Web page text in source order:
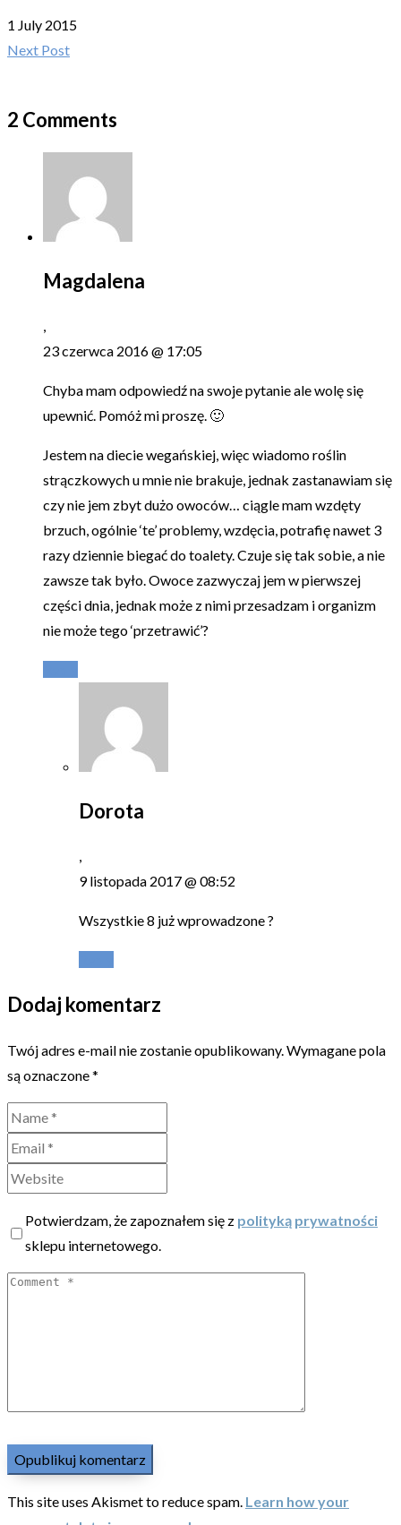
1 July 2015
Next Post
2 Comments
Magdalena
,
23 czerwca 2016 @ 17:05
Chyba mam odpowiedź na swoje pytanie ale wolę się
upewnić. Pomóż mi proszę. 🙂
Jestem na diecie wegańskiej, więc wiadomo roślin
strączkowych u mnie nie brakuje, jednak zastanawiam się
czy nie jem zbyt dużo owoców… ciągle mam wzdęty
brzuch, ogólnie ‘te’ problemy, wzdęcia, potrafię nawet 3
razy dziennie biegać do toalety. Czuje się tak sobie, a nie
zawsze tak było. Owoce zazwyczaj jem w pierwszej
części dnia, jednak może z nimi przesadzam i organizm
nie może tego ‘przetrawić’?
Dorota
,
9 listopada 2017 @ 08:52
Wszystkie 8 już wprowadzone ?
Dodaj komentarz
Twój adres e-mail nie zostanie opublikowany.Wymagane pola
są oznaczone*
Potwierdzam, że zapoznałem się z polityką prywatności
sklepu internetowego.
This site uses Akismet to reduce spam. Learn how your